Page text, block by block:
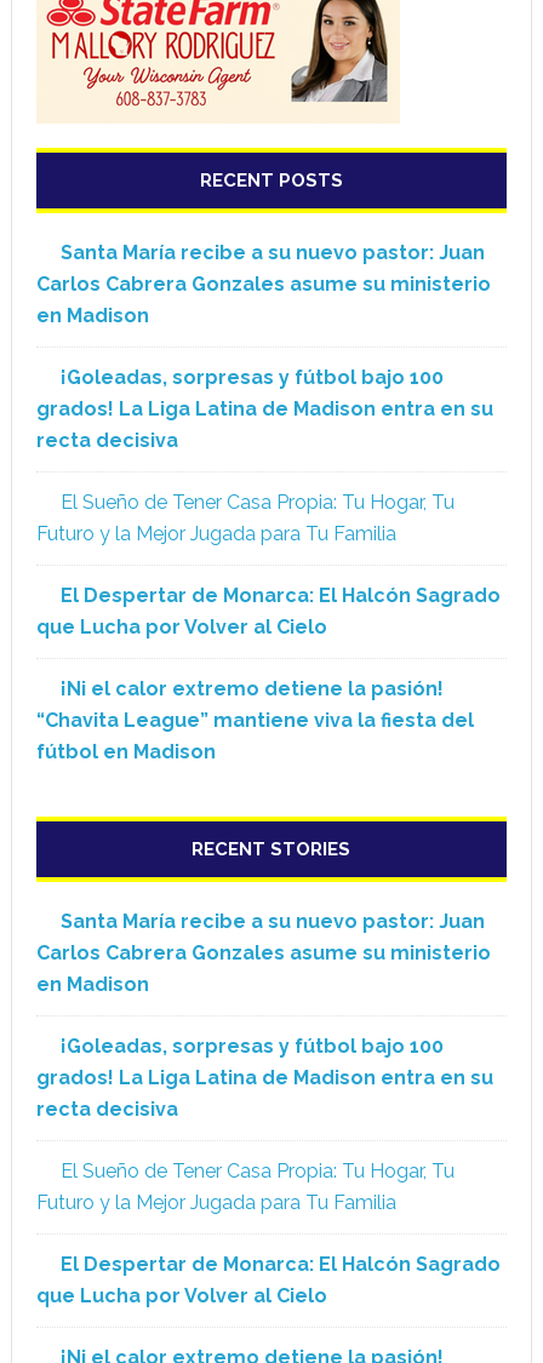
RECENT POSTS
Santa María recibe a su nuevo pastor: Juan
Carlos Cabrera Gonzales asume su ministerio
en Madison
¡Goleadas, sorpresas y fútbol bajo 100
grados! La Liga Latina de Madison entra en su
recta decisiva
El Sueño de Tener Casa Propia: Tu Hogar, Tu
Futuro y la Mejor Jugada para Tu Familia
El Despertar de Monarca: El Halcón Sagrado
que Lucha por Volver al Cielo
¡Ni el calor extremo detiene la pasión!
“Chavita League” mantiene viva la fiesta del
fútbol en Madison
RECENT STORIES
Santa María recibe a su nuevo pastor: Juan
Carlos Cabrera Gonzales asume su ministerio
en Madison
¡Goleadas, sorpresas y fútbol bajo 100
grados! La Liga Latina de Madison entra en su
recta decisiva
El Sueño de Tener Casa Propia: Tu Hogar, Tu
Futuro y la Mejor Jugada para Tu Familia
El Despertar de Monarca: El Halcón Sagrado
que Lucha por Volver al Cielo
¡Ni el calor extremo detiene la pasión!